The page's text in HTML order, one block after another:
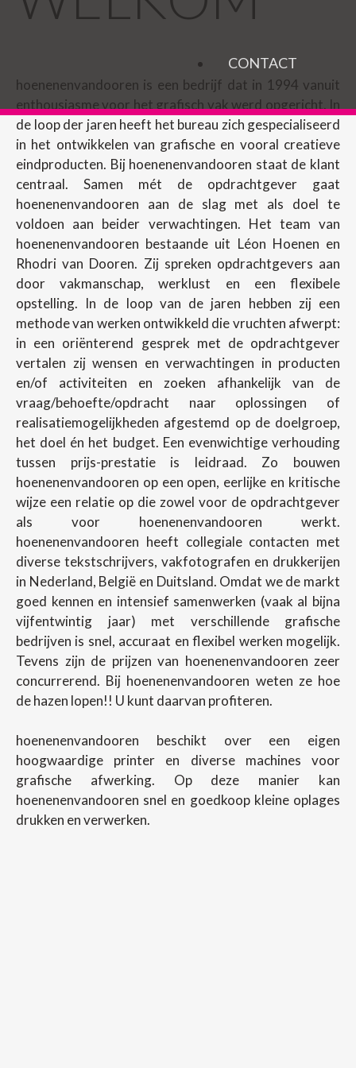
CONTACT
hoenenenvandooren is een bedrijf dat in 1994 vanuit
enthousiasme voor het grafisch vak werd opgericht. In
de loop der jaren heeft het bureau zich gespecialiseerd
in het ontwikkelen van grafische en vooral creatieve
eindproducten. Bij hoenenenvandooren staat de klant
centraal. Samen mét de opdrachtgever gaat
hoenenenvandooren aan de slag met als doel te
voldoen aan beider verwachtingen. Het team van
hoenenenvandooren bestaande uit Léon Hoenen en
Rhodri van Dooren. Zij spreken opdrachtgevers aan
door vakmanschap, werklust en een flexibele
opstelling. In de loop van de jaren hebben zij een
methode van werken ontwikkeld die vruchten afwerpt:
in een oriënterend gesprek met de opdrachtgever
vertalen zij wensen en verwachtingen in producten
en/of activiteiten en zoeken afhankelijk van de
vraag/behoefte/opdracht naar oplossingen of
realisatiemogelijkheden afgestemd op de doelgroep,
het doel én het budget. Een evenwichtige verhouding
tussen prijs-prestatie is leidraad. Zo bouwen
hoenenenvandooren op een open, eerlijke en kritische
wijze een relatie op die zowel voor de opdrachtgever
als voor hoenenenvandooren werkt.
hoenenenvandooren heeft collegiale contacten met
diverse tekstschrijvers, vakfotografen en drukkerijen
in Nederland, België en Duitsland. Omdat we de markt
goed kennen en intensief samenwerken (vaak al bijna
vijfentwintig jaar) met verschillende grafische
bedrijven is snel, accuraat en flexibel werken mogelijk.
Tevens zijn de prijzen van hoenenenvandooren zeer
concurrerend. Bij hoenenenvandooren weten ze hoe
de hazen lopen!! U kunt daarvan profiteren.
hoenenenvandooren beschikt over een eigen
hoogwaardige printer en diverse machines voor
grafische afwerking. Op deze manier kan
hoenenenvandooren snel en goedkoop kleine oplages
drukken en verwerken.